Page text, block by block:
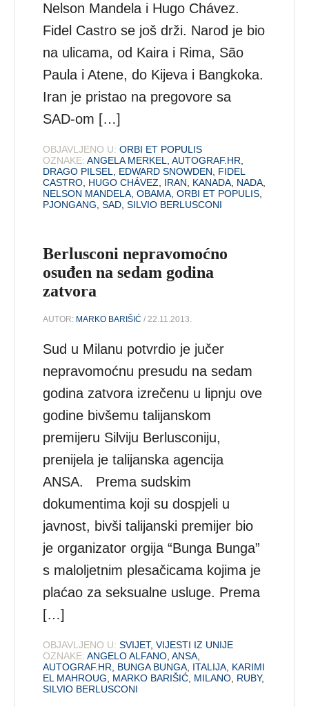
Nelson Mandela i Hugo Chávez.
Fidel Castro se još drži. Narod je bio
na ulicama, od Kaira i Rima, São
Paula i Atene, do Kijeva i Bangkoka.
Iran je pristao na pregovore sa
SAD-om […]
OBJAVLJENO U: ORBI ET POPULIS
OZNAKE: ANGELA MERKEL,AUTOGRAF.HR,
DRAGO PILSEL, EDWARD SNOWDEN, FIDEL
CASTRO, HUGO CHÁVEZ, IRAN, KANADA, NADA,
NELSON MANDELA,OBAMA,ORBI ET POPULIS,
PJONGANG,SAD,SILVIO BERLUSCONI
Berlusconi nepravomoćno
osuđen na sedam godina
zatvora
AUTOR: MARKO BARIŠIĆ / 22.11.2013.
Sud u Milanu potvrdio je jučer
nepravomoćnu presudu na sedam
godina zatvora izrečenu u lipnju ove
godine bivšemu talijanskom
premijeru Silviju Berlusconiju,
prenijela je talijanska agencija
ANSA. Prema sudskim
dokumentima koji su dospjeli u
javnost, bivši talijanski premijer bio
je organizator orgija “Bunga Bunga”
s maloljetnim plesačicama kojima je
plaćao za seksualne usluge. Prema
[…]
OBJAVLJENO U: SVIJET,VIJESTI IZ UNIJE
OZNAKE: ANGELO ALFANO,ANSA,
AUTOGRAF.HR, BUNGA BUNGA, ITALIJA, KARIMI
EL MAHROUG, MARKO BARIŠIĆ, MILANO, RUBY,
SILVIO BERLUSCONI